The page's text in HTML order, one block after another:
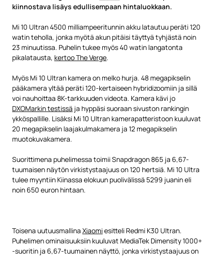
kiinnostava lisäys edullisempaan hintaluokkaan.
Mi 10 Ultran 4500 milliampeeritunnin akku latautuu peräti 120
watin teholla, jonka myötä akun pitäisi täyttyä tyhjästä noin
23 minuutissa. Puhelin tukee myös 40 watin langatonta
pikalatausta, kertoo The Verge.
Myös Mi 10 Ultran kamera on melko hurja. 48 megapikselin
pääkamera yltää peräti 120-kertaiseen hybridizoomiin ja sillä
voi nauhoittaa 8K-tarkkuuden videota. Kamera kävi jo
DXOMarkin testissä ja hyppäsi suoraan sivuston rankingin
ykköspallille. Lisäksi Mi 10 Ultran kamerapatteristoon kuuluvat
20 megapikselin laajakulmakamera ja 12 megapikselin
muotokuvakamera.
Suorittimena puhelimessa toimii Snapdragon 865 ja 6,67-
tuumaisen näytön virkistystaajuus on 120 hertsiä. Mi 10 Ultra
tulee myyntiin Kiinassa elokuun puolivälissä 5299 juanin eli
noin 650 euron hintaan.
Toisena uutuusmallina Xiaomiesitteli Redmi K30 Ultran.
Puhelimen ominaisuuksiin kuuluvat MediaTek Dimensity 1000+
-suoritin ja 6,67-tuumainen näyttö, jonka virkistystaajuus on